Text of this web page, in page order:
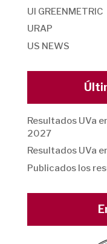
UI GREENMETRIC
URAP
US NEWS
Resultados UVa
2027
Resultados UVa
Publicados los